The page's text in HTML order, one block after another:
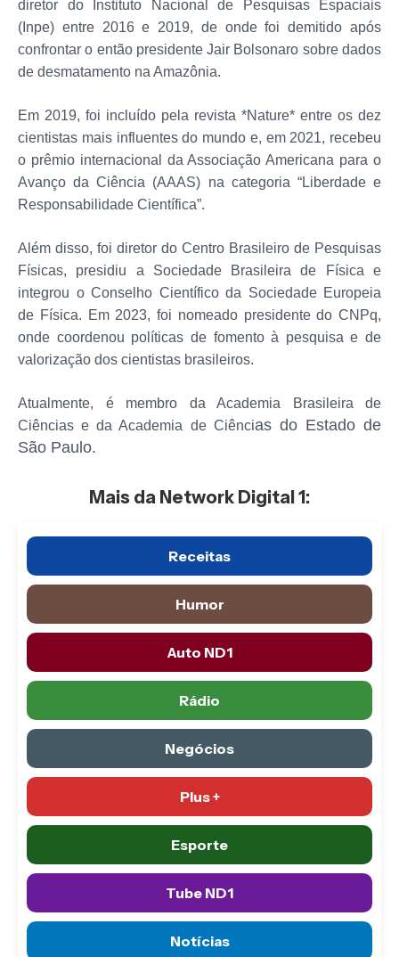
diretor do Instituto Nacional de Pesquisas Espaciais
(Inpe) entre 2016 e 2019, de onde foi demitido após
confrontar o então presidente Jair Bolsonaro sobre dados
de desmatamento na Amazônia.
Em 2019, foi incluído pela revista *Nature* entre os dez
cientistas mais influentes do mundo e, em 2021, recebeu
o prêmio internacional da Associação Americana para o
Avanço da Ciência (AAAS) na categoria “Liberdade e
Responsabilidade Científica”.
Além disso, foi diretor do Centro Brasileiro de Pesquisas
Físicas, presidiu a Sociedade Brasileira de Física e
integrou o Conselho Científico da Sociedade Europeia
de Física. Em 2023, foi nomeado presidente do CNPq,
onde coordenou políticas de fomento à pesquisa e de
valorização dos cientistas brasileiros.
Atualmente, é membro da Academia Brasileira de
Ciências e da Academia de Ciências do Estado de
São Paulo.
Mais da Network Digital 1:
Receitas
Humor
Auto ND1
Rádio
Negócios
Plus +
Esporte
Tube ND1
Notícias